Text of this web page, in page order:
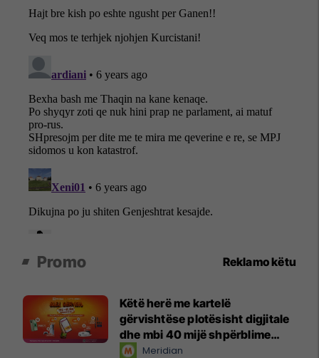
Promo Reklamo këtu
Këtë herë me kartelë
gërvishtëse plotësisht digjitale
dhe mbi 40 mijë shpërblime
instant!Meridian